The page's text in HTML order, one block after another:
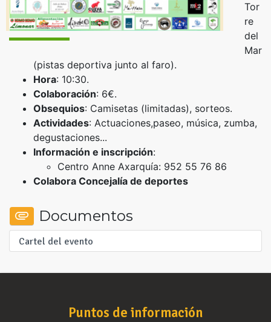
Tor
re
del
Mar
(pistas deportiva junto al faro).
Hora: 10:30.
Colaboración: 6€.
Obsequios: Camisetas (limitadas), sorteos.
Actividades: Actuaciones,paseo, música, zumba,
degustaciones...
Información e inscripción:
Centro Anne Axarquía: 952 55 76 86
Colabora Concejalía de deportes
Documentos
Cartel del evento
Puntos de información